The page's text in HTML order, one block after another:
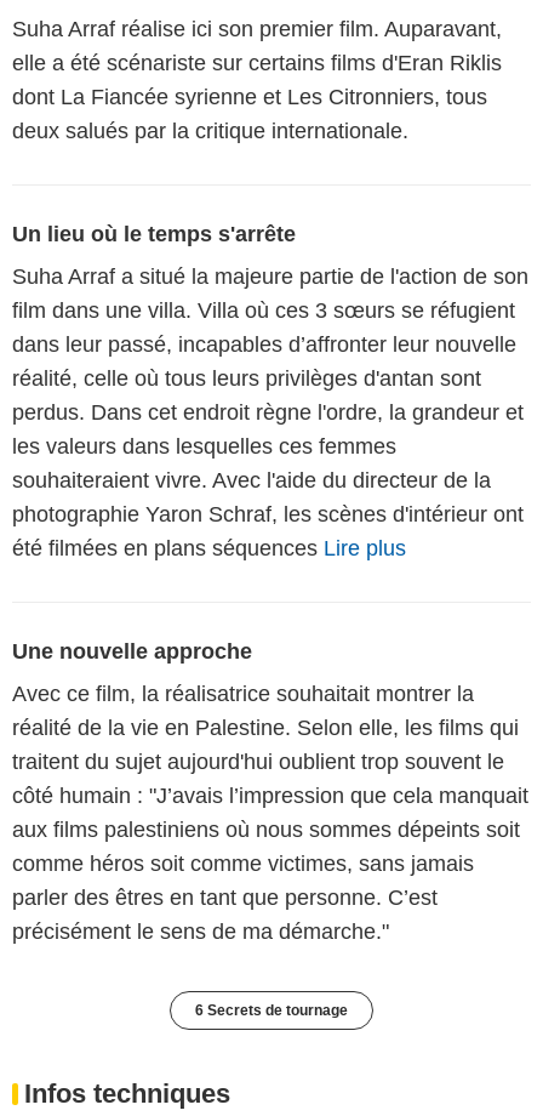
Suha Arraf réalise ici son premier film. Auparavant,
elle a été scénariste sur certains films d'Eran Riklis
dont La Fiancée syrienne et Les Citronniers, tous
deux salués par la critique internationale.
Un lieu où le temps s'arrête
Suha Arraf a situé la majeure partie de l'action de son
film dans une villa. Villa où ces 3 sœurs se réfugient
dans leur passé, incapables d’affronter leur nouvelle
réalité, celle où tous leurs privilèges d'antan sont
perdus. Dans cet endroit règne l'ordre, la grandeur et
les valeurs dans lesquelles ces femmes
souhaiteraient vivre. Avec l'aide du directeur de la
photographie Yaron Schraf, les scènes d'intérieur ont
été filmées en plans séquences Lire plus
Une nouvelle approche
Avec ce film, la réalisatrice souhaitait montrer la
réalité de la vie en Palestine. Selon elle, les films qui
traitent du sujet aujourd'hui oublient trop souvent le
côté humain : "J’avais l’impression que cela manquait
aux films palestiniens où nous sommes dépeints soit
comme héros soit comme victimes, sans jamais
parler des êtres en tant que personne. C’est
précisément le sens de ma démarche."
6 Secrets de tournage
Infos techniques